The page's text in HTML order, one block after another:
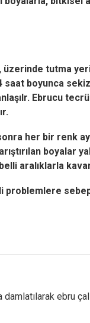
tutma
saat boyunca
Ebrucu
her bir renk
boyalar
aralıklarla
problemlere
ebru